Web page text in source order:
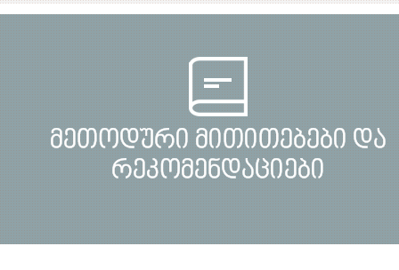
მეთოდური მითითებები და
რეკომენდაციები